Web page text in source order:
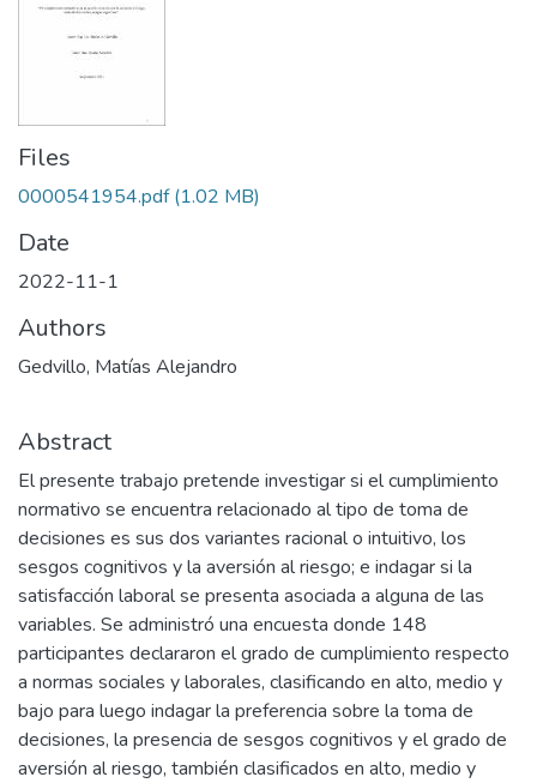
Files
0000541954.pdf (1.02 MB)
Date
2022-11-1
Authors
Gedvillo, Matías Alejandro
Abstract
El presente trabajo pretende investigar si el cumplimiento
normativo se encuentra relacionado al tipo de toma de
decisiones es sus dos variantes racional o intuitivo, los
sesgos cognitivos y la aversión al riesgo; e indagar si la
satisfacción laboral se presenta asociada a alguna de las
variables. Se administró una encuesta donde 148
participantes declararon el grado de cumplimiento respecto
a normas sociales y laborales, clasificando en alto, medio y
bajo para luego indagar la preferencia sobre la toma de
decisiones, la presencia de sesgos cognitivos y el grado de
aversión al riesgo, también clasificados en alto, medio y